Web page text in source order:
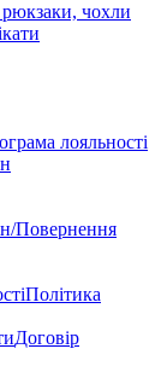
рюкзаки, чохли
лояльності
Повернення
Політика
Договір